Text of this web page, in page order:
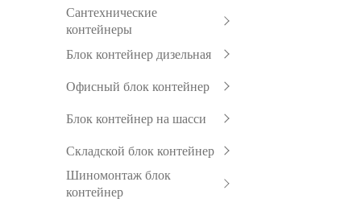
Сантехнические
контейнеры
Блок контейнер дизельная
Офисный блок контейнер
Блок контейнер на шасси
Складской блок контейнер
Шиномонтаж блок
контейнер